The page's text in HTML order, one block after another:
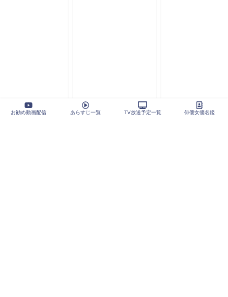
お勧め動画配信 あらすじ一覧 TV放送予定一覧 俳優女優名鑑